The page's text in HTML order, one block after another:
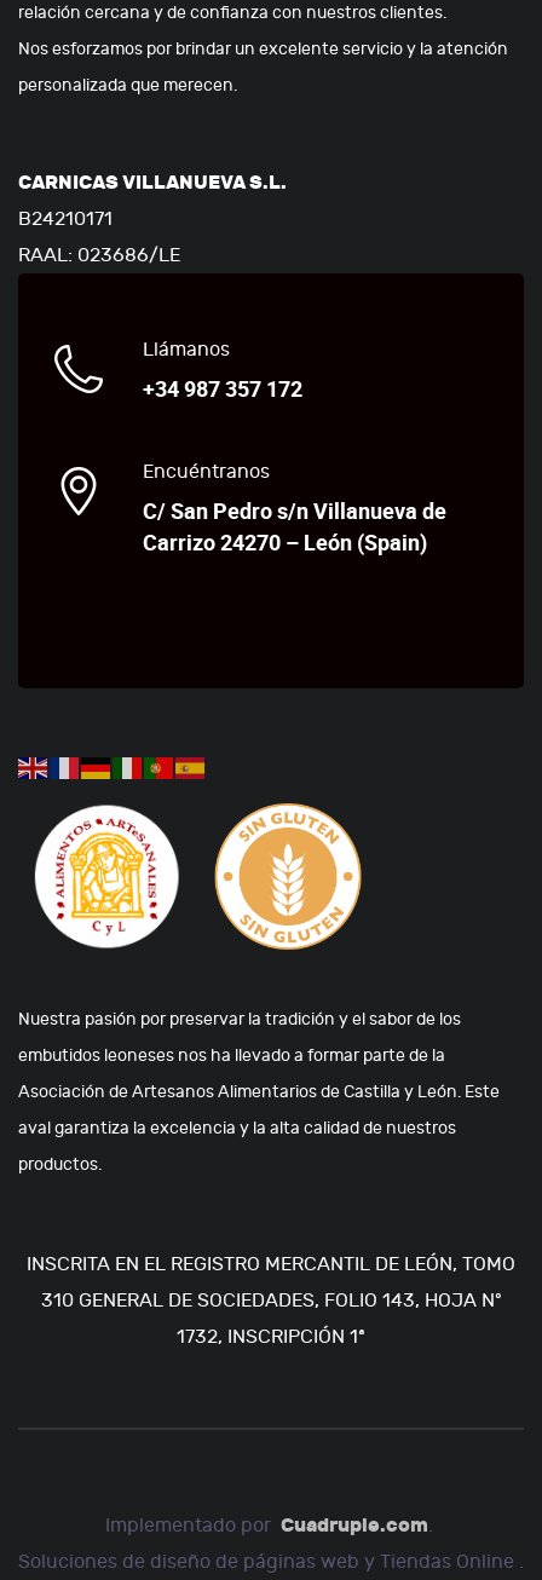
relación cercana y de confianza con nuestros clientes.
Nos esforzamos por brindar un excelente servicio y la atención
personalizada que merecen.
CARNICAS VILLANUEVA S.L.
B24210171
RAAL: 023686/LE
Llámanos
+34 987 357 172
Encuéntranos
C/ San Pedro s/n Villanueva de
Carrizo 24270 – León (Spain)
Nuestra pasión por preservar la tradición y el sabor de los
embutidos leoneses nos ha llevado a formar parte de la
Asociación de Artesanos Alimentarios de Castilla y León. Este
aval garantiza la excelencia y la alta calidad de nuestros
productos.
INSCRITA EN EL REGISTRO MERCANTIL DE LEÓN, TOMO
310 GENERAL DE SOCIEDADES, FOLIO 143, HOJA Nº
1732, INSCRIPCIÓN 1ª
Implementado por Cuadruple.com
Soluciones de diseño de páginas web y Tiendas Online .